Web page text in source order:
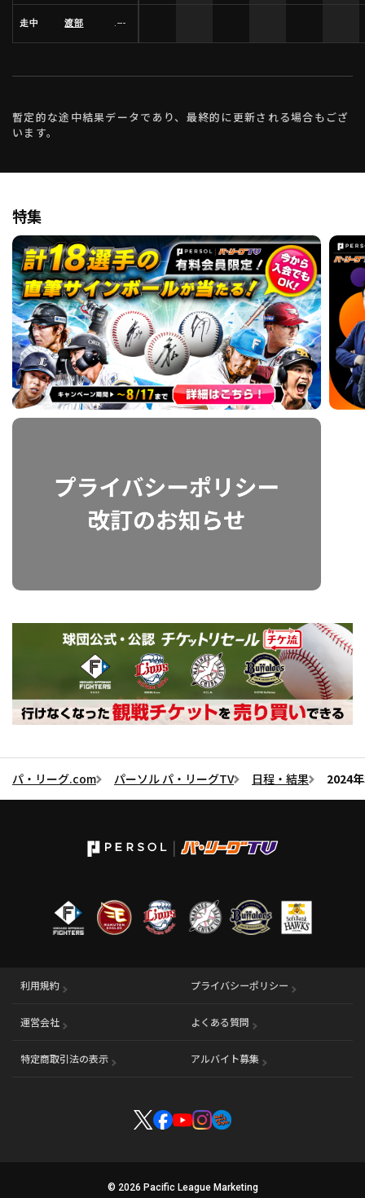
走中 渡部 .---
暫定的な途中結果データであり、最終的に更新される場合もござ
います。
特集
パ・リーグ.com パーソル パ・リーグTV 日程・結果 2024
利用規約 プライバシーポリシー
運営会社 （別ウィンドウで開く） よくある質問
特定商取引法の表示 アルバイト募集 （別ウィンドウで開く
© 2026 Pacific League Marketing